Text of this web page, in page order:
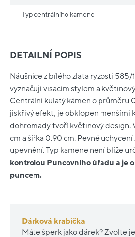
DETAILNÍ POPIS
Náušnice z bílého zlata ryzosti 585/
vyznačují visacím stylem a
Centrální kulatý kámen o průměru
jiskřivý efekt, je obklopen menšími
dohromady tvoří květinový design.
cm a šířka 0.90 cm. Pevné
upevnění. Typ kamene není blíže
kontrolou Puncovního úřadu a je
puncem.
Dárková krabička
Máte šperk jako dárek? Zvolte
Typ centrálního kamene